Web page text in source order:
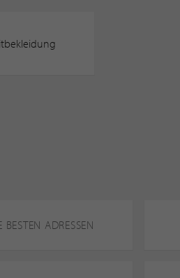
BESTEN ADRESSEN